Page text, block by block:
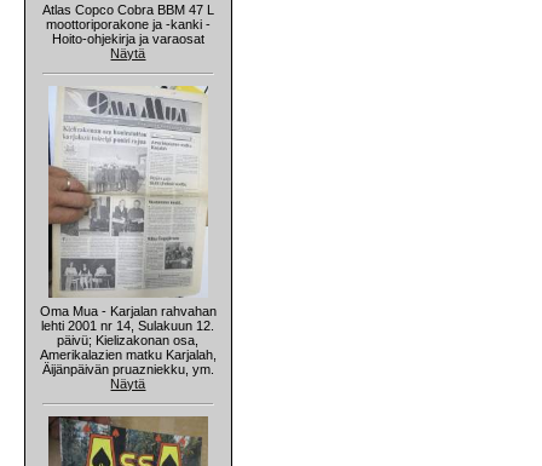
Atlas Copco Cobra BBM 47 L
moottoriporakone ja -kanki -
Hoito-ohjekirja ja varaosat
Näytä
Oma Mua - Karjalan rahvahan
lehti 2001 nr 14, Sulakuun 12.
päivü; Kielizakonan osa,
Amerikalazien matku Karjalah,
Äijänpäivän pruazniekku, ym.
Näytä